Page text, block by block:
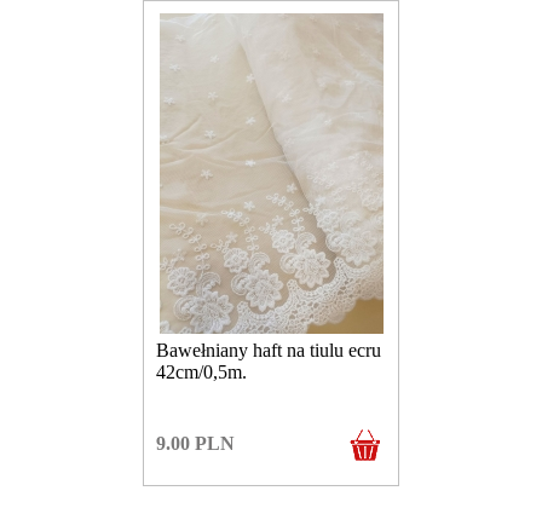
Bawełniany haft na tiulu ecru
42cm/0,5m.
9.00 PLN